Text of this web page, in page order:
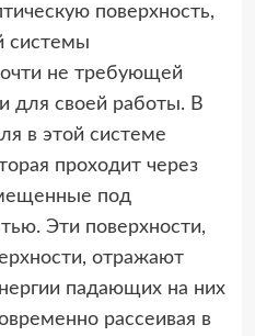
поверхность,
системы
не требующей
для своей работы. В
в этой системе
проходит через
под
Эти поверхности,
отражают
падающих на них
рассеивая в